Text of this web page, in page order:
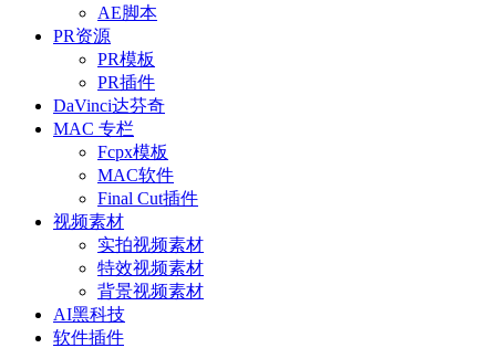
AE脚本
PR资源
PR模板
PR插件
DaVinci达芬奇
MAC 专栏
Fcpx模板
MAC软件
Final Cut插件
视频素材
实拍视频素材
特效视频素材
背景视频素材
AI黑科技
软件插件